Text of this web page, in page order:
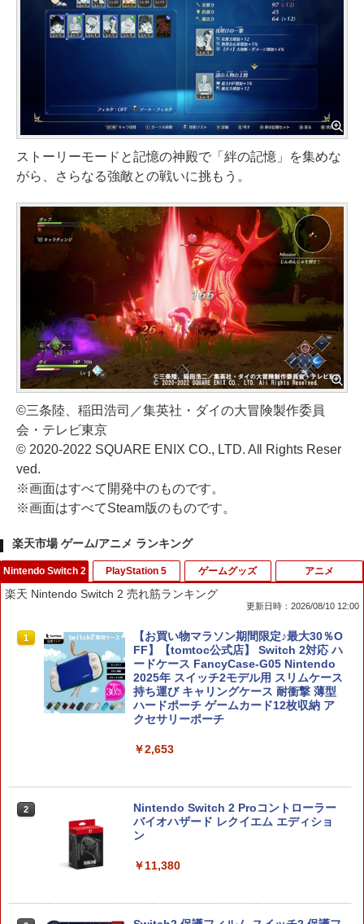
ストーリーモードと記憶の神殿で「絆の記憶」を集めな
がら、さらなる強敵との戦いに挑もう。
©三条陸、稲田浩司／集英社・ダイの大冒険製作委員
会・テレビ東京
© 2020-2022 SQUARE ENIX CO., LTD. All Rights Reser
ved.
※画面はすべて開発中のものです。
※画面はすべてSteam版のものです。
楽天市場 ゲーム/アニメ ランキング
Nintendo Switch 2
楽天 Nintendo Switch 2 売れ筋ランキング
更新日時：2026/08/10 12:00
1
【お買い物マラソン期間限定♪最大30％O
FF】【tomtoc公式店】 Switch 2対応 ハ
ードケース FancyCase-G05 Nintendo
2025年 スイッチ2モデル用 スリムケース
持ち運び キャリングケース 耐衝撃 薄型
ハードポーチ ゲームカード12枚収納 ア
クセサリーポーチ
￥2,653
2
Nintendo Switch 2 Proコントローラー
バイオハザード レクイエム エディショ
ン
￥11,380
PlayStation 5 ゲームグッズ アニメ